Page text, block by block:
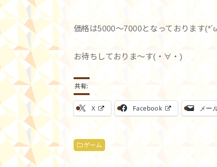
価格は5000～7000となっております
お待ちしておりま～す(・∀・)
共有:
X Facebook メー
ゲーム